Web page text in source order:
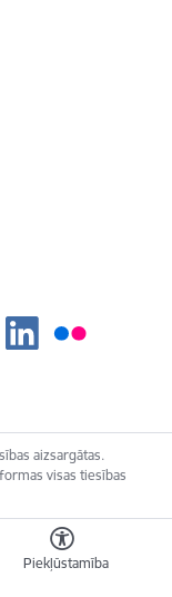
Piekļūstamība
aizsargātas.
visas tiesības